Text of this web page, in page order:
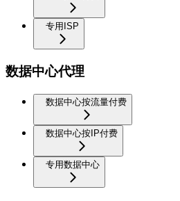
专用ISP
数据中心代理
数据中心按流量付费
数据中心按IP付费
专用数据中心